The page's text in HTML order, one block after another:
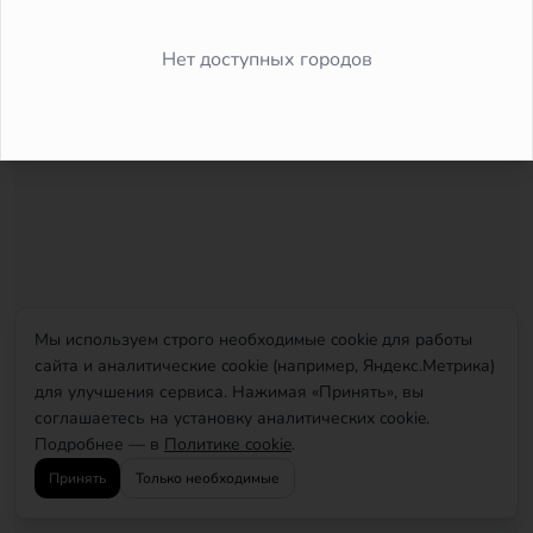
Мы используем строго необходимые cookie для работы
сайта и аналитические cookie (например, Яндекс.Метрика)
для улучшения сервиса. Нажимая «Принять», вы
соглашаетесь на установку аналитических cookie.
Подробнее — в Политике cookie.
Принять Только необходимые
Нет доступных городов